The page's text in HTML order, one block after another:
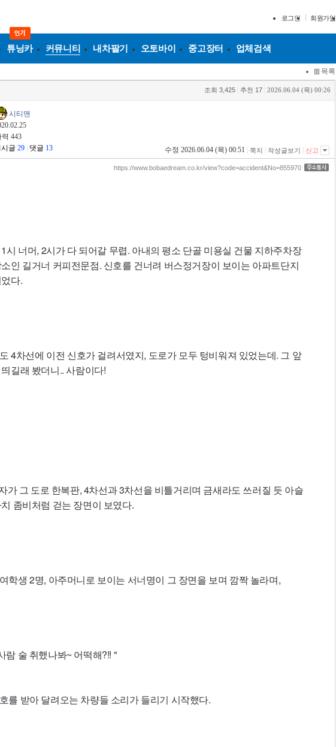
로그인 회원가입
튜닝카 커뮤니티 내차팔기 오토바이 중고장터 업체검색
목록
조회 3,425 추천 17 2026.06.04 (목) 00:26
시티맨
력 443
글 29 댓글 13 수정 2026.06.04 (목) 00:51 쪽지 작성글보기 신고
https://www.bobaedream.co.kr/view?code=accident&No=855970
시 너머, 2시가 다 되어갈 무렵. 아내의 평소 단골 미용실 건물 지하주차장
인 길거너 커피전문점. 신호를 건너려 버스정거장이 보이는 아파트단지
다.
4차선에 이전 신호가 걸려서였지, 도로가 모두 텅비워져 있었는데. 그 앞
길래 봤더니.. 사람이다!
가 그 도로 한복판, 4차선과 3차선을 비틀거리며 금새라도 쓰러질 듯 아슬
좀비처럼 걷는 장면이 보였다.
학생 2명, 아주머니로 보이는 서너명이 그 장면을 보며 깜짝 놀라며,
람 술 취했나봐~ 어떡해?!! "
를 받아 달려오는 차량들 소리가 들리기 시작했다.